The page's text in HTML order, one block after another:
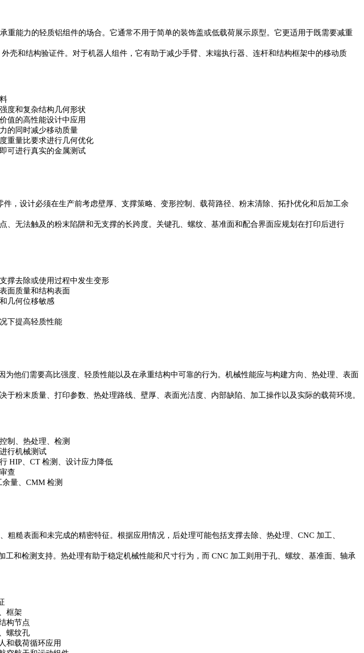
重能力的轻质铝组件的场合。它通常不用于简单的装饰盖或低载荷展示原型。它更适用于既需要减重
壳和结构验证件。对于机器人组件 ，它有助于减少手臂、末端执行器、连杆和结构框架中的移动质
度和复杂结构几何形状
值的高性能设计中应用
的同时减少移动质量
重量比要求进行几何优化
可进行真实的金属测试
，设计必须在生产前考虑壁厚、支撑策略、变形控制、载荷路径、粉末清除、拓扑优化和后加工余
无法触及的粉末陷阱和无支撑的长跨度。关键孔、螺纹、基准面和配合界面应规划在打印后进行
撑去除或使用过程中发生变形
面质量和结构表面
几何位移敏感
下提高轻质性能
他们需要高比强度、轻质性能以及在承重结构中可靠的行为。机械性能应与构建方向、热处理、表面
粉末质量、打印参数、热处理路线、壁厚、表面光洁度、内部缺陷、加工操作以及实际的载荷环境。
制、热处理、检测
行机械测试
HIP、CT 检测、设计应力降低
查
量、CMM 检测
糙表面和未完成的精密特征。根据应用情况，后处理可能包括支撑去除、热处理、CNC 加工、
工和检测支持。热处理有助于稳定机械性能和尺寸行为，而 CNC 加工则用于孔、螺纹、基准面、轴承
框架
构节点
螺纹孔
和载荷循环应用